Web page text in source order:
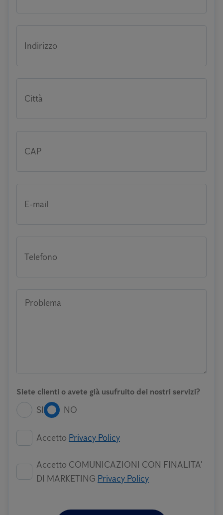
Indirizzo
Città
CAP
E-mail
Telefono
Problema
Siete clienti o avete già usufruito dei nostri servizi?
SI NO
Accetto Privacy Policy
Accetto COMUNICAZIONI CON FINALITA'
DI MARKETING Privacy Policy